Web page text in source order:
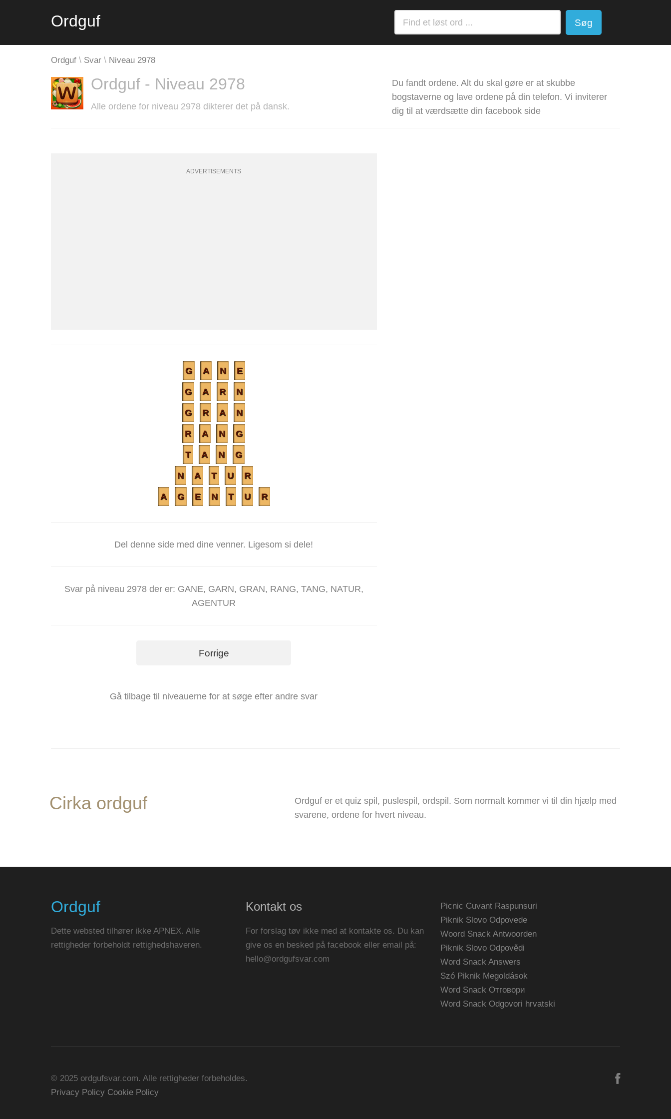
Ordguf Søg
Ordguf Svar Niveau 2978
Ordguf - Niveau 2978
Alle ordene for niveau 2978 dikterer det på dansk.
Du fandt ordene. Alt du skal gøre er at skubbe
bogstaverne og lave ordene på din telefon. Vi inviterer
dig til at værdsætte din facebook side
ADVERTISEMENTS
G A N E
G A R N
G R A N
R A N G
T A N G
N A T U R
A G E N T U R
Del denne side med dine venner. Ligesom si dele!
Svar på niveau 2978 der er: GANE, GARN, GRAN, RANG, TANG, NATUR,
AGENTUR
Forrige
Gå tilbage til niveauerne for at søge efter andre svar
Cirka ordguf
Ordguf er et quiz spil, puslespil, ordspil. Som normalt kommer vi til din hjælp med
svarene, ordene for hvert niveau.
Ordguf
Dette websted tilhører ikke APNEX. Alle
rettigheder forbeholdt rettighedshaveren.
Kontakt os
For forslag tøv ikke med at kontakte os. Du kan
give os en besked på facebook eller email på:
hello@ordgufsvar.com
Picnic Cuvant Raspunsuri
Piknik Slovo Odpovede
Woord Snack Antwoorden
Piknik Slovo Odpovědi
Word Snack Answers
Szó Piknik Megoldások
Word Snack Отговори
Word Snack Odgovori hrvatski
© 2025 ordgufsvar.com. Alle rettigheder forbeholdes.
Privacy Policy Cookie Policy